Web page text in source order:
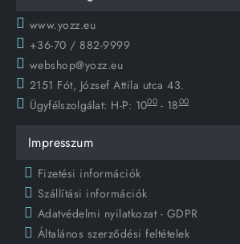
www.yozz.eu
+36-70 / 882-9999
webshop@yozz.eu
2151 Fót, József Attila utca 43.
Ügyfélszolgálat: H-P: 1000 - 1800
Impresszum
Fizetési információk
Szállítási információk
Adatvédelmi nyilatkozat - GDPR
Általános szerződési feltételek